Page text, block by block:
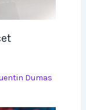
Dumas